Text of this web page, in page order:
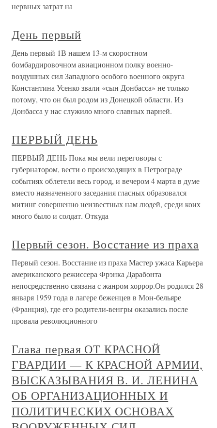
нервных затрат на
День первый
День первый 1В нашем 13-м скоростном
бомбардировочном авиационном полку военно-
воздушных сил Западного особого военного округа
Константина Усенко звали «сын Донбасса» не только
потому, что он был родом из Донецкой области. Из
Донбасса у нас служило много славных парней.
ПЕРВЫЙ ДЕНЬ
ПЕРВЫЙ ДЕНЬ Пока мы вели переговоры с
губернатором, вести о происходящих в Петрограде
событиях облетели весь город, и вечером 4 марта в думе
вместо назначенного заседания гласных образовался
митинг совершенно неизвестных нам людей, среди коих
много было и солдат. Откуда
Первый сезон. Восстание из праха
Первый сезон. Восстание из праха Мастер ужаса Карьера
американского режиссера Фрэнка Дарабонта
непосредственно связана с жанром хоррор.Он родился 28
января 1959 года в лагере беженцев в Мон-бельяре
(Франция), где его родители-венгры оказались после
провала революционного
Глава первая ОТ КРАСНОЙ
ГВАРДИИ — К КРАСНОЙ АРМИИ,
ВЫСКАЗЫВАНИЯ В. И. ЛЕНИНА
ОБ ОРГАНИЗАЦИОННЫХ И
ПОЛИТИЧЕСКИХ ОСНОВАХ